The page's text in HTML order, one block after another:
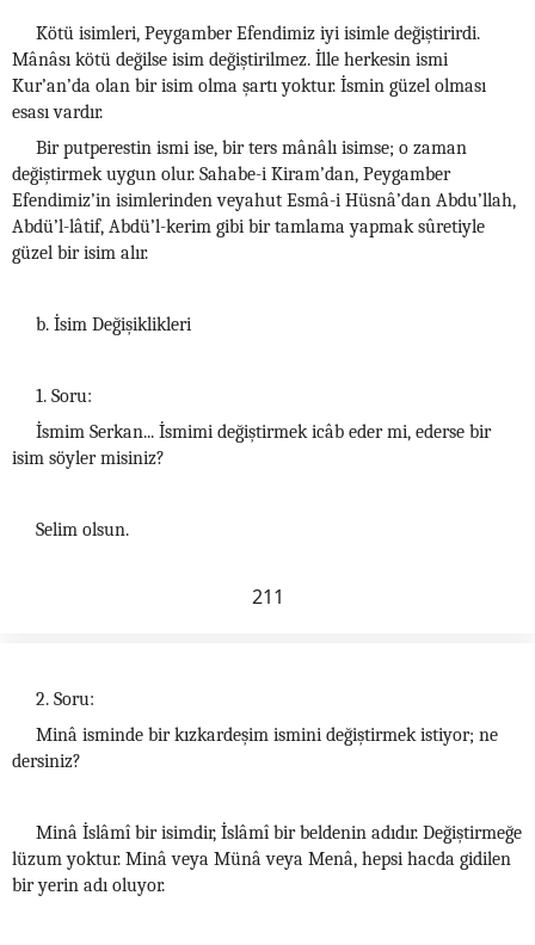
Kötü isimleri, Peygamber Efendimiz iyi isimle değiştirirdi.
Mânâsı kötü değilse isim değiştirilmez. İlle herkesin ismi
Kur’an’da olan bir isim olma şartı yoktur. İsmin güzel olması
esası vardır.
Bir putperestin ismi ise, bir ters mânâlı isimse; o zaman
değiştirmek uygun olur. Sahabe-i Kiram’dan, Peygamber
Efendimiz’in isimlerinden veyahut Esmâ-i Hüsnâ’dan Abdu’llah,
Abdü’l-lâtif, Abdü’l-kerim gibi bir tamlama yapmak sûretiyle
güzel bir isim alır.
b. İsim Değişiklikleri
1. Soru:
İsmim Serkan... İsmimi değiştirmek icâb eder mi, ederse bir
isim söyler misiniz?
Selim olsun.
211
2. Soru:
Minâ isminde bir kızkardeşim ismini değiştirmek istiyor; ne
dersiniz?
Minâ İslâmî bir isimdir, İslâmî bir beldenin adıdır. Değiştirmeğe
lüzum yoktur. Minâ veya Münâ veya Menâ, hepsi hacda gidilen
bir yerin adı oluyor.